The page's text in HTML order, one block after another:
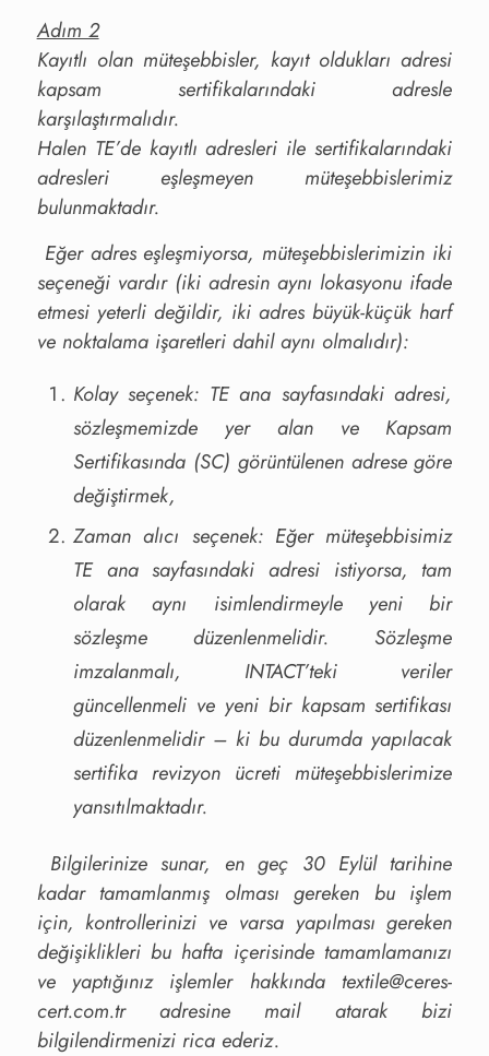
Adım 2
Kayıtlı olan müteşebbisler, kayıt oldukları adresi
kapsam sertifikalarındaki adresle
karşılaştırmalıdır.
Halen TE’de kayıtlı adresleri ile sertifikalarındaki
adresleri eşleşmeyen müteşebbislerimiz
bulunmaktadır.
Eğer adres eşleşmiyorsa, müteşebbislerimizin iki
seçeneği vardır (iki adresin aynı lokasyonu ifade
etmesi yeterli değildir, iki adres büyük-küçük harf
ve noktalama işaretleri dahil aynı olmalıdır):
Kolay seçenek: TE ana sayfasındaki adresi,
sözleşmemizde yer alan ve Kapsam
Sertifikasında (SC) görüntülenen adrese göre
değiştirmek,
Zaman alıcı seçenek: Eğer müteşebbisimiz
TE ana sayfasındaki adresi istiyorsa, tam
olarak aynı isimlendirmeyle yeni bir
sözleşme düzenlenmelidir. Sözleşme
imzalanmalı, INTACT’teki veriler
güncellenmeli ve yeni bir kapsam sertifikası
düzenlenmelidir – ki bu durumda yapılacak
sertifika revizyon ücreti müteşebbislerimize
yansıtılmaktadır.
Bilgilerinize sunar, en geç 30 Eylül tarihine
kadar tamamlanmış olması gereken bu işlem
için, kontrollerinizi ve varsa yapılması gereken
değişiklikleri bu hafta içerisinde tamamlamanızı
ve yaptığınız işlemler hakkında textile@ceres-
cert.com.tradresine mail atarak bizi
bilgilendirmenizi rica ederiz.